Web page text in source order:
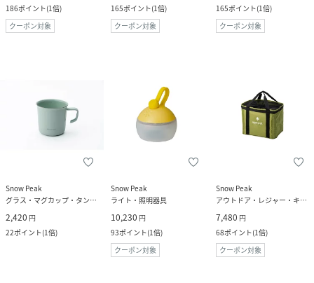
186ポイント(1倍)
クーポン対象
165ポイント(1倍)
クーポン対象
165ポイント(1倍)
クーポン対象
Snow Peak
グラス・マグカップ・タンブラー
2,420 円
22ポイント(1倍)
Snow Peak
ライト・照明器具
10,230 円
93ポイント(1倍)
クーポン対象
Snow Peak
アウトドア・レジャー・キャンプ用品
7,480 円
68ポイント(1倍)
クーポン対象